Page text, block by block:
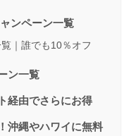
ンペーン一覧
｜誰でも10％オフ
ン一覧
経由でさらにお得
沖縄やハワイに無料